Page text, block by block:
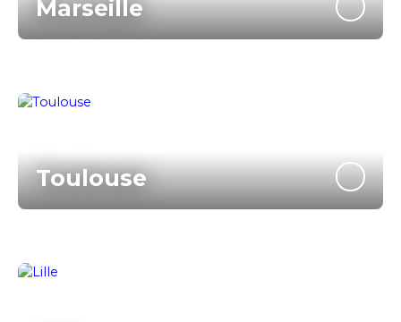
Marseille
Toulouse